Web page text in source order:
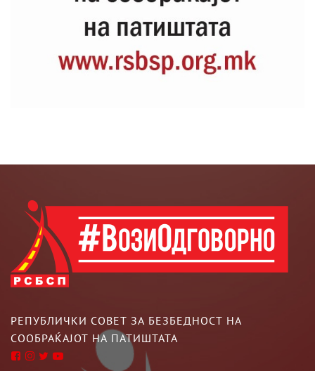
РЕПУБЛИЧКИ СОВЕТ ЗА БЕЗБЕДНОСТ НА
СООБРАЌАЈОТ НА ПАТИШТАТА